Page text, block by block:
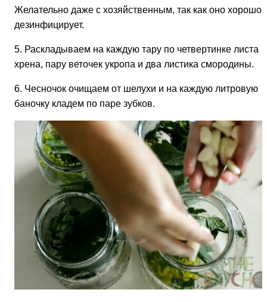
Желательно даже с хозяйственным, так как оно хорошо
дезинфицирует.
5. Раскладываем на каждую тару по четвертинке листа
хрена, пару веточек укропа и два листика смородины.
6. Чесночок очищаем от шелухи и на каждую литровую
баночку кладем по паре зубков.